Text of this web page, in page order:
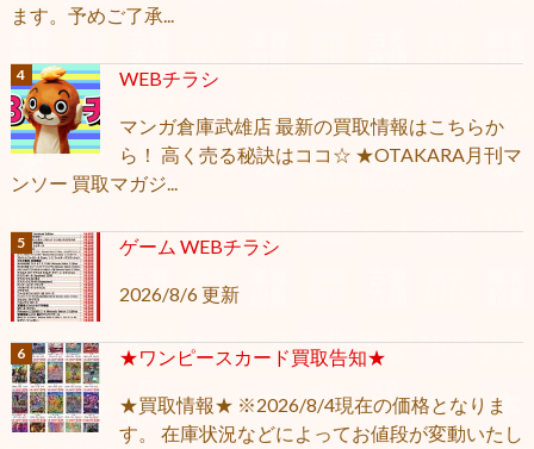
ます。予めご了承...
WEBチラシ
マンガ倉庫武雄店 最新の買取情報はこちらか
ら！ 高く売る秘訣はココ☆ ★OTAKARA月刊マ
ンソー 買取マガジ...
ゲーム WEBチラシ
2026/8/6 更新
★ワンピースカード買取告知★
★買取情報★ ※2026/8/4現在の価格となりま
す。 在庫状況などによってお値段が変動いたし